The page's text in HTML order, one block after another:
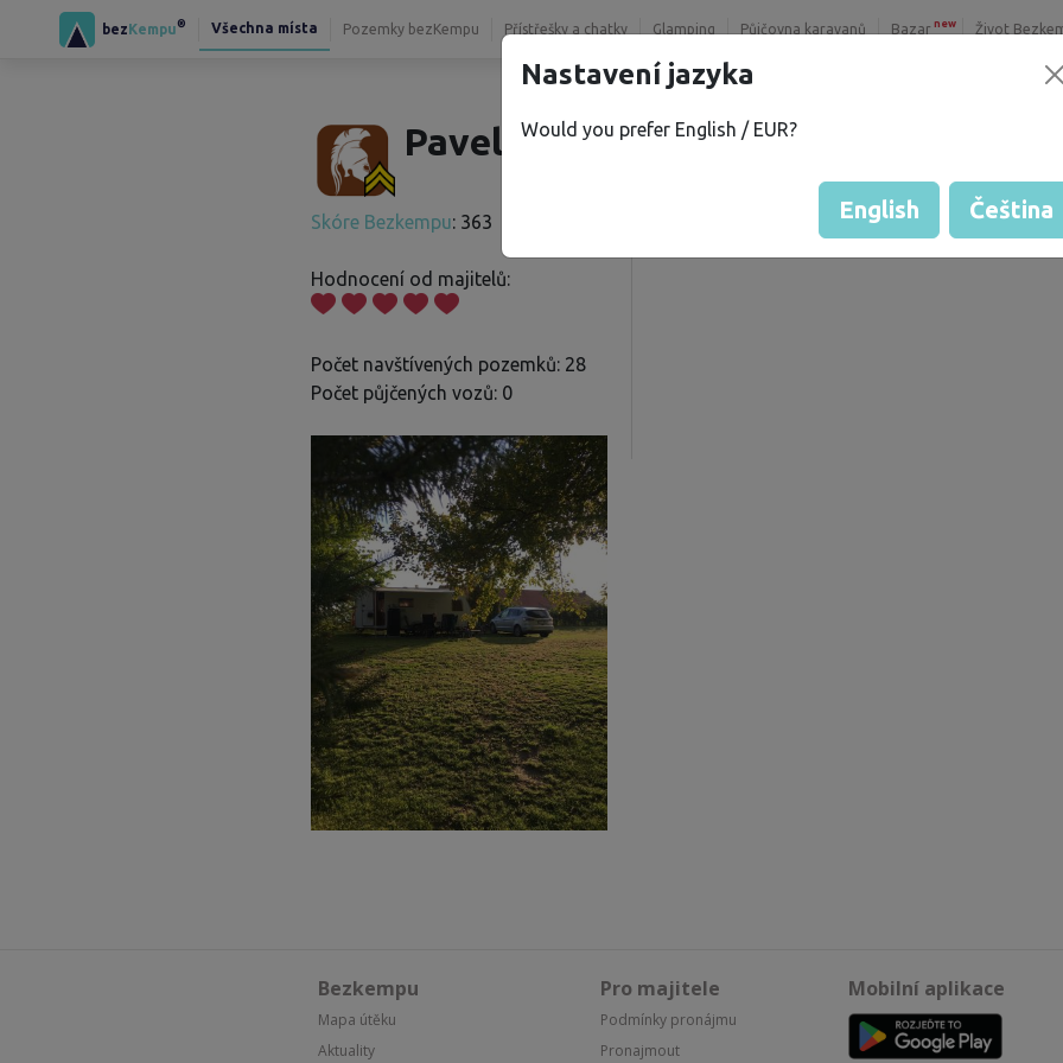
bezKempu® Všechna místa Pozemky bezKempu Přístřešky a chatky Glamping Půjčovna karavanů Bazar new Život
Pavel M.
Skóre Bezkempu: 363
Hodnocení od majitelů:
Počet navštívených pozemků: 28
Počet půjčených vozů: 0
Hodnocení pozemků
Bezkempu
Mapa útěku
Aktuality
Pro majitele
Podmínky pronájmu
Pronajmout
Mobilní aplikace
Nastavení jazyka
Would you prefer English / EUR?
English Čeština